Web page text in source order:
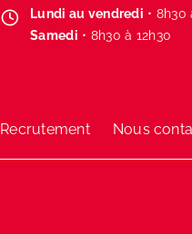
Lundi au vendredi • 8h30
Samedi • 8h30 à 12h30
Recrutement Nous